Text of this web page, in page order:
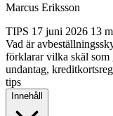
Marcus Eriksson
TIPS 17 juni 2026 13
Vad är
förklarar vilka skäl som
undantag,
tips
Innehåll